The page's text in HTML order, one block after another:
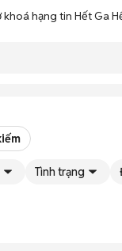
hạng tin Hết Ga
Tình trạng